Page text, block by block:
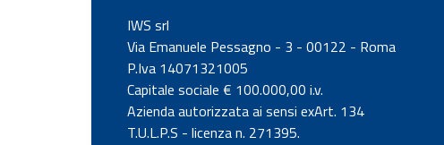
IWS srl
Via Emanuele Pessagno - 3 - 00122 - Roma
P.Iva 14071321005
Capitale sociale € 100.000,00 i.v.
Azienda autorizzata ai sensi exArt. 134
T.U.L.P.S - licenza n. 271395.